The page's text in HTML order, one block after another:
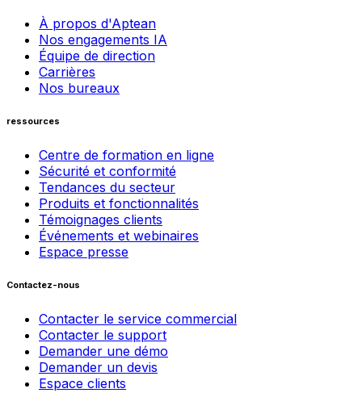
À propos d'Aptean
Nos engagements IA
Équipe de direction
Carrières
Nos bureaux
ressources
Centre de formation en ligne
Sécurité et conformité
Tendances du secteur
Produits et fonctionnalités
Témoignages clients
Événements et webinaires
Espace presse
Contactez-nous
Contacter le service commercial
Contacter le support
Demander une démo
Demander un devis
Espace clients